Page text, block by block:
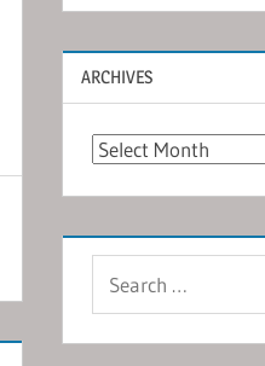
ARCHIVES
Archives